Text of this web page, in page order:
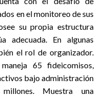
en el monitoreo de sus
su propia estructura
adecuada. En algunas
el rol de organizador.
65 fideicomisos,
bajo administración
Muestra una